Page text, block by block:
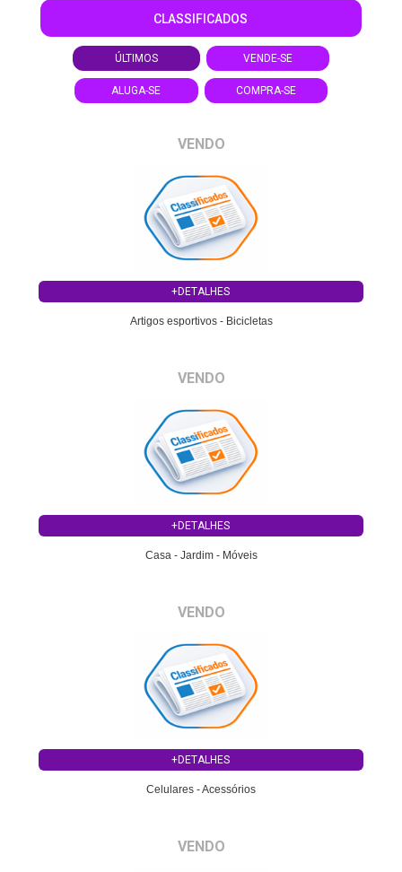
CLASSIFICADOS
ÚLTIMOS VENDE-SE
ALUGA-SE COMPRA-SE
VENDO
+DETALHES
Artigos esportivos - Bicicletas
VENDO
+DETALHES
Casa - Jardim - Móveis
VENDO
+DETALHES
Celulares - Acessórios
VENDO